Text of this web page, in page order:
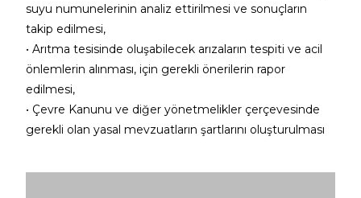
suyu numunelerinin analiz ettirilmesi ve sonuçların
takip edilmesi,
• Arıtma tesisinde oluşabilecek arızaların tespiti ve acil
önlemlerin alınması, için gerekli önerilerin rapor
edilmesi,
• Çevre Kanunu ve diğer yönetmelikler çerçevesinde
gerekli olan yasal mevzuatların şartlarını oluşturulması